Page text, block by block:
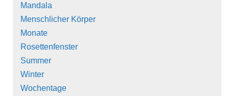
Mandala
Menschlicher Körper
Monate
Rosettenfenster
Summer
Winter
Wochentage